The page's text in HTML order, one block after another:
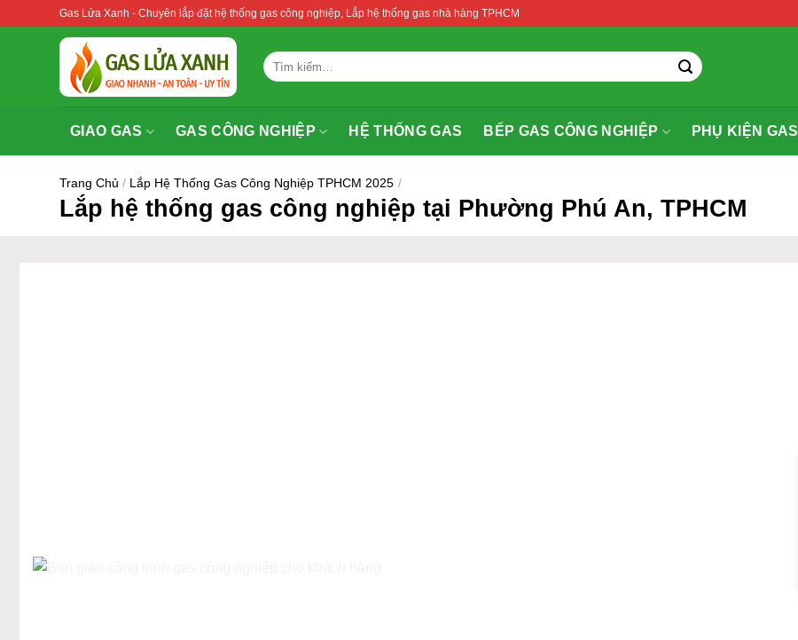
Gas Lửa Xanh - Chuyên lắp đặt hệ thống gas công nghiệp, Lắp hệ thống gas nhà hàng TPHCM
Tìm
kiếm:
GIAO GAS GAS CÔNG NGHIỆP HỆ THỐNG GAS BẾP GAS CÔNG NGHIỆP PHỤ KIỆN GAS
Trang Chủ / Lắp Hệ Thống Gas Công Nghiệp TPHCM 2025 /
Lắp hệ thống gas công nghiệp tại Phường Phú An, TPHCM